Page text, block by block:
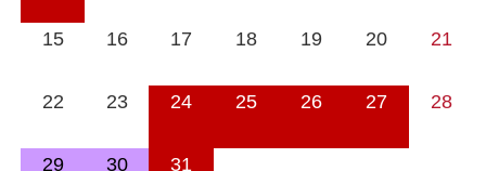
15 16 17 18 19 20 21
22 23 24 25 26 27 28
29 30 31